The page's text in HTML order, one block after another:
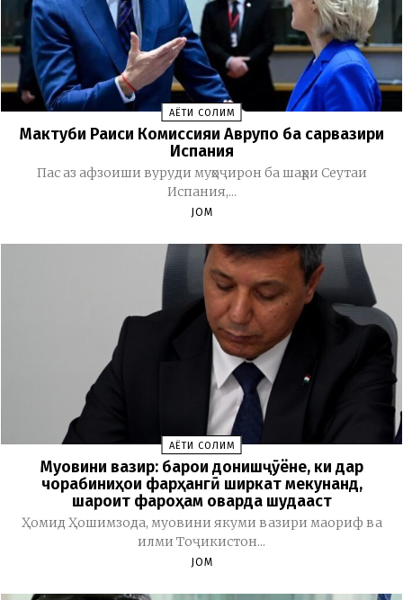
ҲАЁТИ СОЛИМ
Мактуби Раиси Комиссияи Аврупо ба сарвазири
Испания
Пас аз афзоиши вуруди муҳоҷирон ба шаҳри Сеутаи
Испания,...
JOM
ҲАЁТИ СОЛИМ
Муовини вазир: барои донишҷӯёне, ки дар
чорабиниҳои фарҳангӣ ширкат мекунанд,
шароит фароҳам оварда шудааст
Ҳомид Ҳошимзода, муовини якуми вазири маориф ва
илми Тоҷикистон...
JOM